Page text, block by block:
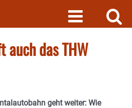
das THW
geht weiter: Wie